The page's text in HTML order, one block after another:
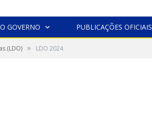
O GOVERNO PUBLICAÇÕES OFICIAIS
(LDO) » LDO 2024